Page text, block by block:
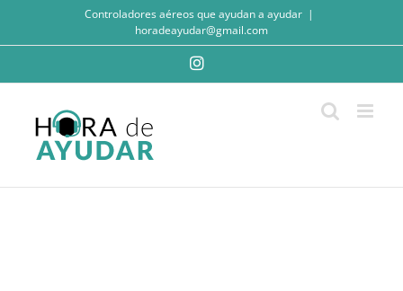
contenido
Controladores aéreos que ayudan a ayudar |
horadeayudar@gmail.com
Instagram